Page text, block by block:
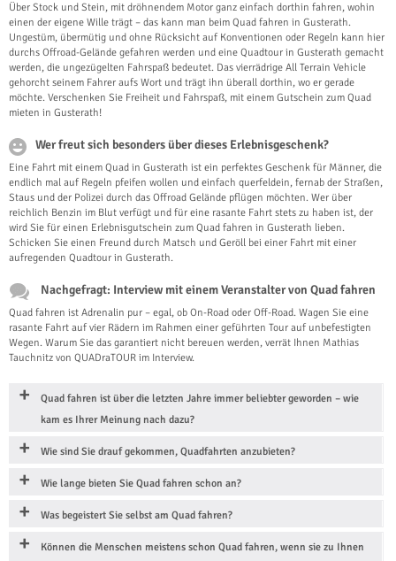
Über Stock und Stein, mit dröhnendem Motor ganz einfach dorthin fahren, wohin
einen der eigene Wille trägt – das kann man beim Quad fahren in Gusterath.
Ungestüm, übermütig und ohne Rücksicht auf Konventionen oder Regeln kann hier
durchs Offroad-Gelände gefahren werden und eine Quadtour in Gusterath gemacht
werden, die ungezügelten Fahrspaß bedeutet. Das vierrädrige All Terrain Vehicle
gehorcht seinem Fahrer aufs Wort und trägt ihn überall dorthin, wo er gerade
möchte. Verschenken Sie Freiheit und Fahrspaß, mit einem Gutschein zum Quad
mieten in Gusterath!
Wer freut sich besonders über dieses Erlebnisgeschenk?
Eine Fahrt mit einem Quad in Gusterath ist ein perfektes Geschenk für Männer, die
endlich mal auf Regeln pfeifen wollen und einfach querfeldein, fernab der Straßen,
Staus und der Polizei durch das Offroad Gelände pflügen möchten. Wer über
reichlich Benzin im Blut verfügt und für eine rasante Fahrt stets zu haben ist, der
wird Sie für einen Erlebnisgutschein zum Quad fahren in Gusterath lieben.
Schicken Sie einen Freund durch Matsch und Geröll bei einer Fahrt mit einer
aufregenden Quadtour in Gusterath.
Nachgefragt: Interview mit einem Veranstalter von Quad fahren
Quad fahren ist Adrenalin pur – egal, ob On-Road oder Off-Road. Wagen Sie eine
rasante Fahrt auf vier Rädern im Rahmen einer geführten Tour auf unbefestigten
Wegen. Warum Sie das garantiert nicht bereuen werden, verrät Ihnen Mathias
Tauchnitz von QUADraTOUR im Interview.
Quad fahren ist über die letzten Jahre immer beliebter geworden – wie
kam es Ihrer Meinung nach dazu?
Wie sind Sie drauf gekommen, Quadfahrten anzubieten?
Wie lange bieten Sie Quad fahren schon an?
Was begeistert Sie selbst am Quad fahren?
Können die Menschen meistens schon Quad fahren, wenn sie zu Ihnen